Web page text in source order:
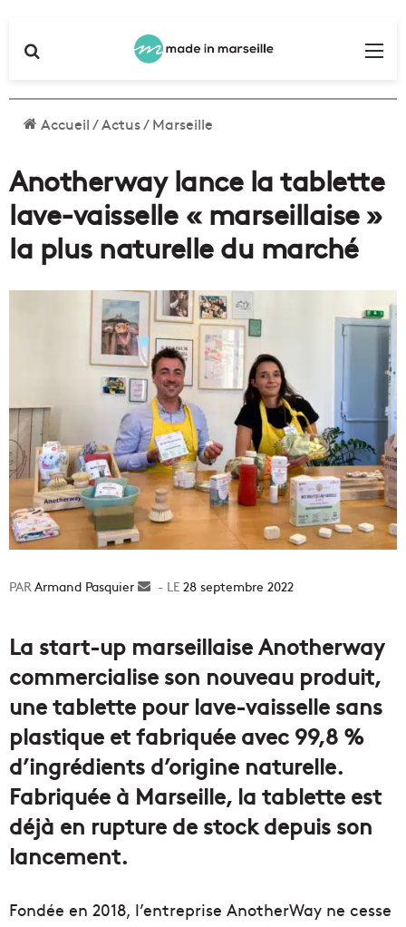
Accueil/Actus/Marseille
Anotherway lance la tablette
lave-vaisselle « marseillaise »
la plus naturelle du marché
Armand Pasquier
Envoyer28 septembre 2022
La start-up marseillaise Anotherway
commercialise son nouveau produit,
une tablette pour lave-vaisselle sans
plastique et fabriquée avec 99,8 %
d’ingrédients d’origine naturelle.
Fabriquée à Marseille, la tablette est
déjà en rupture de stock depuis son
lancement.
Fondée en 2018, l’entreprise AnotherWay ne cesse